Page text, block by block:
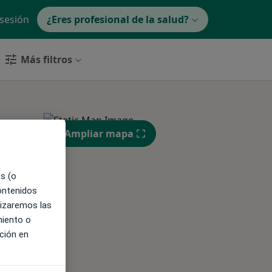
¿Eres profesional de la salud?
Más filtros
Ampliar mapa
(o
las
o
en